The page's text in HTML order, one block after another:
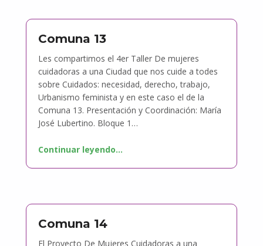
Comuna 13
Les compartimos el 4er Taller De mujeres
cuidadoras a una Ciudad que nos cuide a todes
sobre Cuidados: necesidad, derecho, trabajo,
Urbanismo feminista y en este caso el de la
Comuna 13. Presentación y Coordinación: María
José Lubertino. Bloque 1…
Continuar leyendo…
Comuna 14
El Proyecto De Mujeres Cuidadoras a una